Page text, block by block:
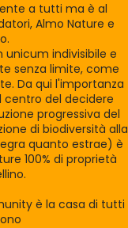
a tutti ma è al
Almo Nature e
unicum indivisibile e
senza limite, come
Da qui l'importanza
centro del decidere
progressiva del
di biodiversità alla
quanto estrae) è
100% di proprietà
è la casa di tutti